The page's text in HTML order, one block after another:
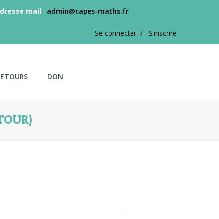
mail : admin@capes-maths.fr
Se connecter / S'inscrire
DON